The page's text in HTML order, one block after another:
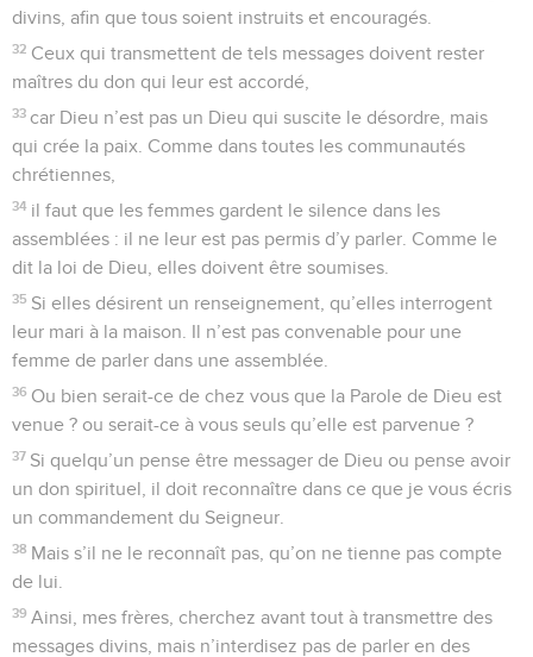
divins, afin que tous soient instruits et encouragés.
32 Ceux qui transmettent de tels messages doivent rester
maîtres du don qui leur est accordé,
33 car Dieu n’est pas un Dieu qui suscite le désordre, mais
qui crée la paix. Comme dans toutes les communautés
chrétiennes,
34 il faut que les femmes gardent le silence dans les
assemblées : il ne leur est pas permis d’y parler. Comme le
dit la loi de Dieu, elles doivent être soumises.
35 Si elles désirent un renseignement, qu’elles interrogent
leur mari à la maison. Il n’est pas convenable pour une
femme de parler dans une assemblée.
36 Ou bien serait-ce de chez vous que la Parole de Dieu est
venue ? ou serait-ce à vous seuls qu’elle est parvenue ?
37 Si quelqu’un pense être messager de Dieu ou pense avoir
un don spirituel, il doit reconnaître dans ce que je vous écris
un commandement du Seigneur.
38 Mais s’il ne le reconnaît pas, qu’on ne tienne pas compte
de lui.
39 Ainsi, mes frères, cherchez avant tout à transmettre des
messages divins, mais n’interdisez pas de parler en des